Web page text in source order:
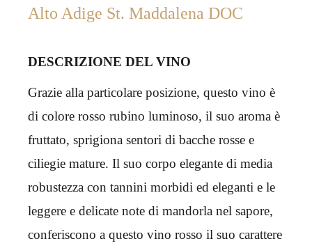
Alto Adige St. Maddalena DOC
DESCRIZIONE DEL VINO
Grazie alla particolare posizione, questo vino è
di colore rosso rubino luminoso, il suo aroma è
fruttato, sprigiona sentori di bacche rosse e
ciliegie mature. Il suo corpo elegante di media
robustezza con tannini morbidi ed eleganti e le
leggere e delicate note di mandorla nel sapore,
conferiscono a questo vino rosso il suo carattere